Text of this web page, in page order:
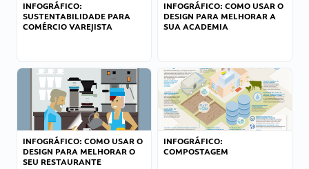
INFOGRÁFICO:
SUSTENTABILIDADE PARA
COMÉRCIO VAREJISTA
INFOGRÁFICO: COMO USAR O
DESIGN PARA MELHORAR A
SUA ACADEMIA
INFOGRÁFICO: COMO USAR O
DESIGN PARA MELHORAR O
SEU RESTAURANTE
INFOGRÁFICO:
COMPOSTAGEM